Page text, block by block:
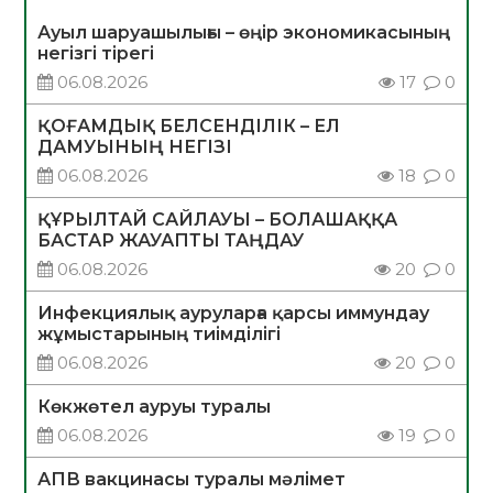
Ауыл шаруашылығы – өңір экономикасының
негізгі тірегі
06.08.2026
17 0
ҚОҒАМДЫҚ БЕЛСЕНДІЛІК – ЕЛ
ДАМУЫНЫҢ НЕГІЗІ
06.08.2026
18 0
ҚҰРЫЛТАЙ САЙЛАУЫ – БОЛАШАҚҚА
БАСТАР ЖАУАПТЫ ТАҢДАУ
06.08.2026
20 0
Инфекциялық ауруларға қарсы иммундау
жұмыстарының тиімділігі
06.08.2026
20 0
Көкжөтел ауруы туралы
06.08.2026
19 0
АПВ вакцинасы туралы мәлімет